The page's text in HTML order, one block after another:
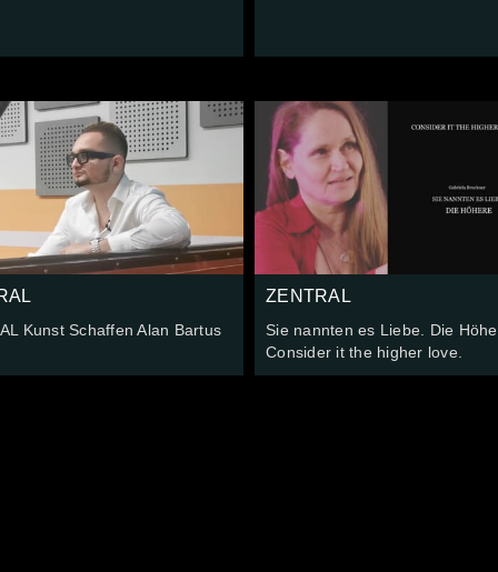
Kunst Schaffen Alan Bartus
ZENTRAL
Sie nannten es Liebe. Die
Consider it the higher love.